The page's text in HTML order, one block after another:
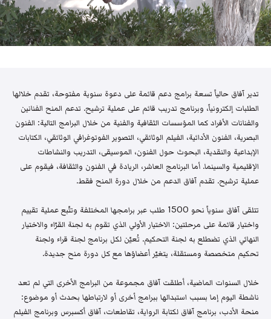
تدير آفاق حالياً تسعة برامج دعم قائمة على دعوة سنوية مفتوحة، تقدم خلالها
الطلبات إلكترونياً، وبرنامج تدريب قائم على عملية ترشيح. تدعم المنح الفنانين
والفنانات الأفراد كما المؤسسات الثقافية والفنية من خلال البرامج التالية: الفنون
البصرية، الفنون الأدائية، الفيلم الوثائقي، التصوير الفوتوغرافي الوثائقي، الكتابات
الإبداعية والنقدية، البحوث حول الفنون، الموسيقى، التدريب والنشاطات
الإقليمية والسينما. أما البرنامج العاشر، الريادة في الفنون والثقافة، فيقوم على
عملية ترشيح. تقدم آفاق الدعم من خلال دورة المنح فقط.
تتلقى آفاق سنوياً نحو 1500 طلب عبر برامجها المختلفة وتتّبع عملية تقييم
واختيار قائمة على مرحلتين: الاختيار الأولي الذي تقوم به لجنة القرّاء والاختيار
النهائي الذي تضطلع به لجنة التحكيم. تُعيّن لكل برنامج لجنة قراء ولجنة
تحكيم متخصصة ومستقلة، يتغيّر أعضاؤها مع كل دورة منح جديدة.
خلال السنوات الماضية، أطلقت آفاق مجموعة من البرامج الأخرى التي لم تعد
ناشطة اليوم إما بسبب استبدالها ببرامج أخرى أو لارتباطها بحدث أو موضوع:
منحة الأدب، برنامج آفاق لكتابة الرواية، تقاطعات، آفاق أكسبرس وبرنامج الفيلم